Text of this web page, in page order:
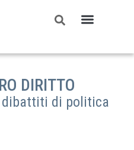
DIRITTO
di politica